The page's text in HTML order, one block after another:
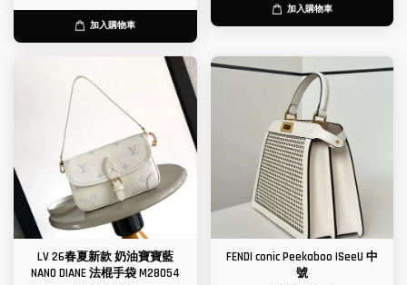
加入購物車
加入購物車
LV 26春夏新款 奶油寶寶藍
NANO DIANE 法棍手袋 M28054
FENDI conic Peekaboo ISeeU 中
號